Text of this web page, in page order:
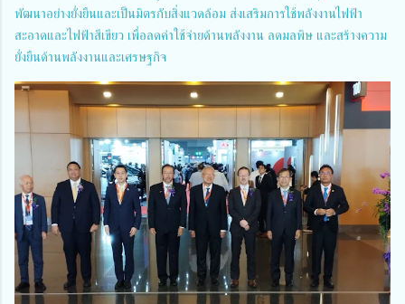
พัฒนาอย่างยั่งยืนและเป็นมิตรกับสิ่งแวดล้อม ส่งเสริมการใช้พลังงานไฟฟ้า
สะอาดและไฟฟ้าสีเขียว เพื่อลดค่าใช้จ่ายด้านพลังงาน ลดมลพิษ และสร้างความ
ยั่งยืนด้านพลังงานและเศรษฐกิจ